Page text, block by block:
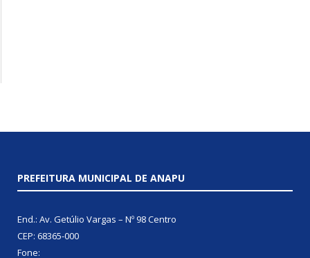
PREFEITURA MUNICIPAL DE ANAPU
End.: Av. Getúlio Vargas – Nº 98 Centro
CEP: 68365-000
Fone: